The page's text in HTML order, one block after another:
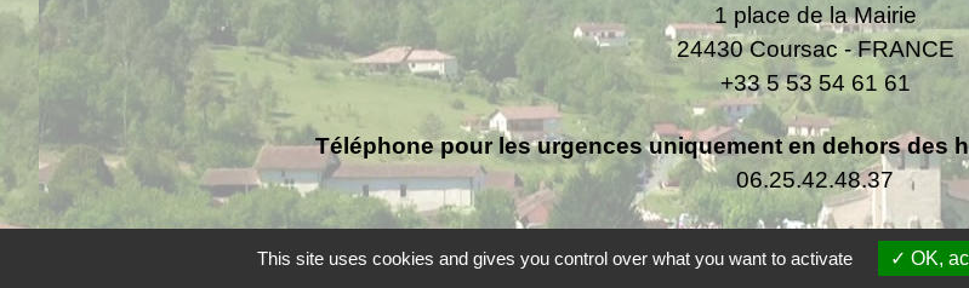
1 place de la Mairie
24430 Coursac - FRANCE
+33 5 53 54 61 61
Téléphone pour les urgences uniquement en dehors des
06.25.42.48.37
This site uses cookies and gives you control over what you want to activate OK,